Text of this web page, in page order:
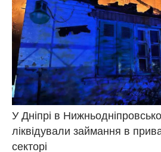
У Дніпрі в
ліквідували займання в
секторі